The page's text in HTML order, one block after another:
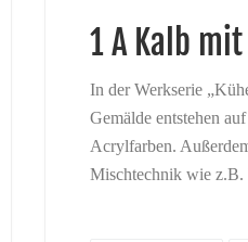
1 A Kalb
In der Werkserie
Gemälde entstehen
Acrylfarben.
Mischtechnik wie